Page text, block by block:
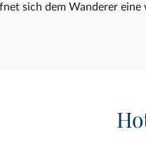
sich dem Wanderer